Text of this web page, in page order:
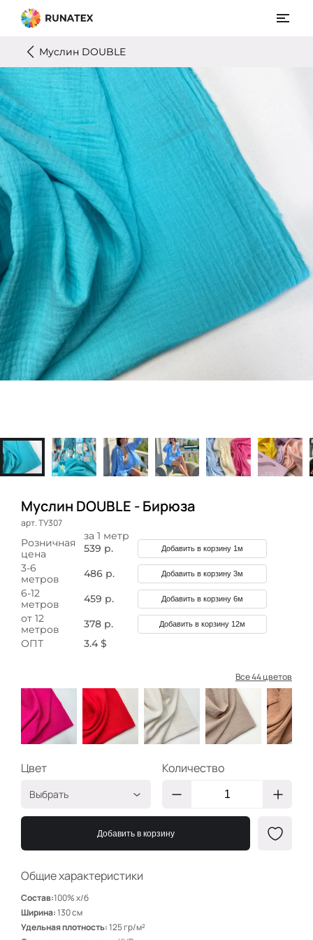
Муслин DOUBLE
Муслин DOUBLE - Бирюза
арт. ТУ307
Общие характеристики
Состав:100% х/б
Ширина:130 см
Удельная плотность:125 гр/м²
за 1 метр
Розничная
цена
539 р. Добавить в корзину 1м
3-6
метров
486 р. Добавить в корзину 3м
6-12
метров
459 р. Добавить в корзину 6м
от 12
метров
378 р. Добавить в корзину 12м
ОПТ 3.4 $
Все 44 цветов
Цвет
Выбрать
Фуксия
ТУ161
ТУ101
Беж
Телесный
Салатный
Количество
Добавить в корзину